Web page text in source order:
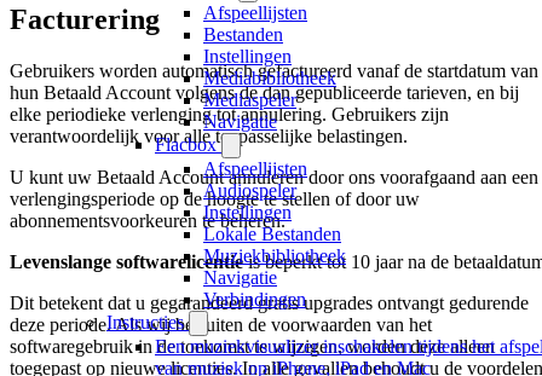
Afspeellijsten
Bestanden
Instellingen
Mediabibliotheek
Mediaspeler
Navigatie
Flacbox
Afspeellijsten
Audiospeler
Instellingen
Lokale Bestanden
Muziekbibliotheek
Navigatie
Verbindingen
Instructies
Een muziekvisualizer inschakelen tijdens het
van muziek op iPhone, iPad en Mac
Facturering
Gebruikers worden automatisch gefactureerd vanaf de startdatum van
hun Betaald Account volgens de dan gepubliceerde tarieven, en bij
elke periodieke verlenging tot annulering. Gebruikers zijn
verantwoordelijk voor alle toepasselijke belastingen.
U kunt uw Betaald Account annuleren door ons voorafgaand aan een
verlengingsperiode op de hoogte te stellen of door uw
abonnementsvoorkeuren te beheren.
Levenslange softwarelicentieis beperkt tot 10 jaar na de
Dit betekent dat u gegarandeerd gratis upgrades ontvangt gedurende
deze periode. Als wij besluiten de voorwaarden van het
softwaregebruik in de toekomst te wijzigen, worden deze alleen
toegepast op nieuwe licenties. In alle gevallen behoudt u de voordelen